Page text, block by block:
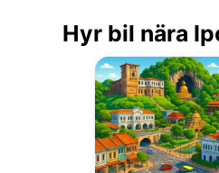
Hyr bil nära